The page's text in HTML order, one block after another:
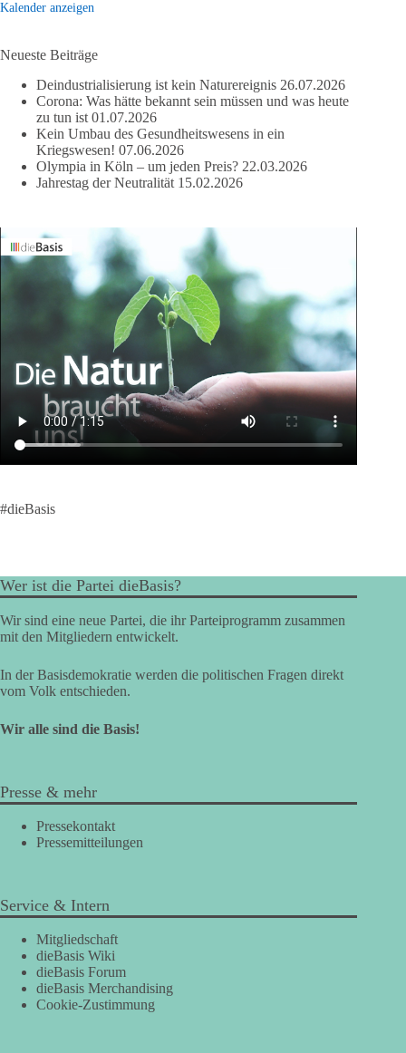
Kalender anzeigen
Neueste Beiträge
Deindustrialisierung ist kein Naturereignis 26.07.2026
Corona: Was hätte bekannt sein müssen und was heute
zu tun ist 01.07.2026
Kein Umbau des Gesundheitswesens in ein
Kriegswesen! 07.06.2026
Olympia in Köln – um jeden Preis? 22.03.2026
Jahrestag der Neutralität 15.02.2026
#dieBasis
Wer ist die Partei dieBasis?
Wir sind eine neue Partei, die ihr Parteiprogramm zusammen
mit den Mitgliedern entwickelt.
In der Basisdemokratie werden die politischen Fragen direkt
vom Volk entschieden.
Wir alle sind die Basis!
Presse & mehr
Pressekontakt
Pressemitteilungen
Service & Intern
Mitgliedschaft
dieBasis Wiki
dieBasis Forum
dieBasis Merchandising
Cookie-Zustimmung